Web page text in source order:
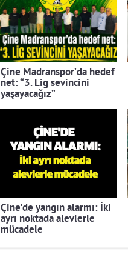
Çine Madranspor’da hedef
net: “3. Lig sevincini
yaşayacağız”
Çine'de yangın alarmı: İki
ayrı noktada alevlerle
mücadele